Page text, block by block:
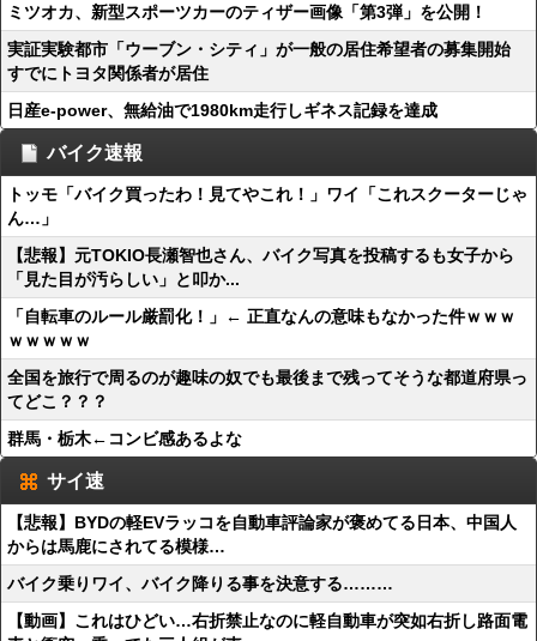
ミツオカ、新型スポーツカーのティザー画像「第3弾」を公開！
実証実験都市「ウーブン・シティ」が一般の居住希望者の募集開始
すでにトヨタ関係者が居住
日産e-power、無給油で1980km走行しギネス記録を達成
バイク速報
トッモ「バイク買ったわ！見てやこれ！」ワイ「これスクーターじゃ
ん…」
【悲報】元TOKIO長瀬智也さん、バイク写真を投稿するも女子から
「見た目が汚らしい」と叩か...
「自転車のルール厳罰化！」← 正直なんの意味もなかった件ｗｗｗ
ｗｗｗｗｗ
全国を旅行で周るのが趣味の奴でも最後まで残ってそうな都道府県っ
てどこ？？？
群馬・栃木←コンビ感あるよな
サイ速
【悲報】BYDの軽EVラッコを自動車評論家が褒めてる日本、中国人
からは馬鹿にされてる模様…
バイク乗りワイ、バイク降りる事を決意する………
【動画】これはひどい…右折禁止なのに軽自動車が突如右折し路面電